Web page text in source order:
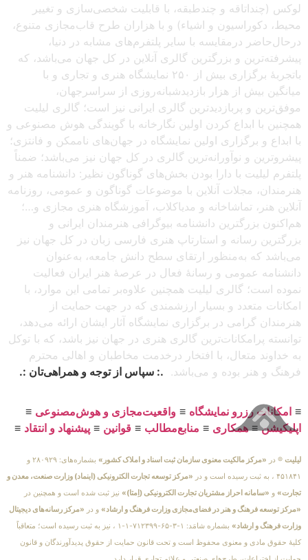
لوکس (چنداتاقه و چندطبقه، با قابلیت شخصی‌سازی و تغییر
محیط، دکوراسیون و اشیاء) و با هزاران طرح قاب‌مجازی متنوع،
درحال‌حاضر درمقایسه با سایر پلتفرم‌های مشابه در دنیا،
پیشرفته‌ترین و بزرگترین گالری آنلاین در کل جهان می‌باشد، که
باتجربهٔ برگزاری بیش از ۲۵۰ نمایشگاه هنری و تجاری و با
میانگین بیش از هزار بازدیدشبانه‌روزی از سراسرجهان،
موفق‌ترین و پربازدیدترین گالری ایرانی نیز است؛ گالری لیلیت
همچنین با ابداع کردن اولین نگارخانه با گویندگی هوش مصنوعی و
با ابداع و برگزاری اولین نمایشگاه در جهان‌های ناممکن و فانتزی؛
پیشروترین و نوآورانه‌ترین گالری در کل جهان نیز می‌باشد؛ ضمناً
پلتفرم لیلیت با دارا بودن بخش‌های گوناگون نظیر: دانشنامه هنر و
هنرمندان، مجلات آنلاین با موضوعات گوناگون و عمومی، روزنامه
آنلاین هنر، تماشاخانه و مدیاکلاب، آموزشگاه هنری مجازی و…؛
هم‌اکنون بزرگترین دانشنامه بیوگرافی هنرمندان ایرانی و
بزرگترین رسانه و استارتاپ هنری فارسی زبان در کل جهان نیز
می‌باشد که به‌منظور ارتقای سطح دانش جامعه، به‌عنوان
دانشنامه عمومی و رسانهٔ فعال در عرصهٔ هنر ایران فعالیت
نموده است؛ گالری لیلیت همچنین علاوه‌بر تمامی این موارد، با
امکانات متعدد و بسیار ارزشمندی که در جهت حمایت از
هنرمندان گرامی در برگزاری نمایشگاه آثار ایشان ارائه می‌دهد،
توانسته پرامکانات‌ترین گالری هنری در جهان نیز باشد، که با توکل
به خداوند متعال، با افتخار درخدمت مخاطبان و اهالی محترم
فرهنگ و هنر بوده و می‌باشد. .: سپاس از توجه و همراهی‌تان :.
≡ امکانات رزرو نمایشگاه ≡ واقعیت‌مجازی و هوش‌مصنوعی ≡
اپلیکیشن≡همکاری ≡ منابع‌مطالب ≡ قوانین ≡ پیشنهاد و انتقاد ≡
لیلیت ® در «مرکز مالکیت معنوی سازمان ثبت اسناد و املاک کشور»
بشماره‌های: ۲۸۰۹۲۹ و
۴۵۱۸۴۱ ، به ثبت رسیده است و در
«مرکز توسعه تجارت الکترونیکی (اینماد) وزارت صنعت، معدن و
تجارت» و «سامانه احراز مشتریان تجارت الکترونیکی (اِمتا)» نیز ثبت شده است و همچنین در
«مرکز توسعه فرهنگ و هنر در فضای‌مجازی وزارت فرهنگ و ارشاد» و در «مرکز رسانه‌های دیجیتال
وزارت فرهنگ و ارشاد»
بشماره شامَد: ۱-۳-۶۵-۷۱۲۳۹۹-۱-۱ ، نیز به ثبت رسیده است؛ متعاقباً
کلیهٔ حقوق مادی و معنوی محفوظ است و تحت قانون حمایت از حقوق پدیدآورندگان و قانون